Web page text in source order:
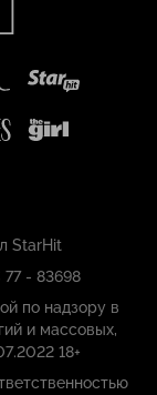
StarHit
- 83698
по надзору в
и массовых,
18+